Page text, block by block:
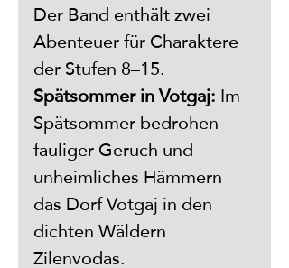
Der Band enthält zwei
Abenteuer für Charaktere
der Stufen 8–15.
Spätsommer in Votgaj: Im
Spätsommer bedrohen
fauliger Geruch und
unheimliches Hämmern
das Dorf Votgaj in den
dichten Wäldern
Zilenvodas.